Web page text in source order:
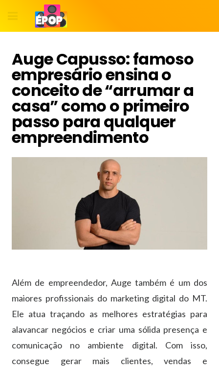
Auge Capusso: famoso
empresário ensina o
conceito de “arrumar a
casa” como o primeiro
passo para qualquer
empreendimento
Além de empreendedor, Auge também é um dos
maiores profissionais do marketing digital do MT.
Ele atua traçando as melhores estratégias para
alavancar negócios e criar uma sólida presença e
comunicação no ambiente digital. Com isso,
consegue gerar mais clientes, vendas e